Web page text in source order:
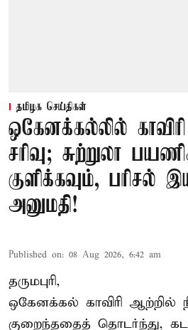
தமிழக செய்திகள்
ஒகேனக்கல்லில்
சரிவு; சுற்றுலா
குளிக்கவும், பரிசல்
அனுமதி!
Published on: 08 Aug 2026, 6:42 am
தருமபுரி,
ஒகேனக்கல் காவிரி ஆற்றில்
குறைந்ததைத் தொடர்ந்து,